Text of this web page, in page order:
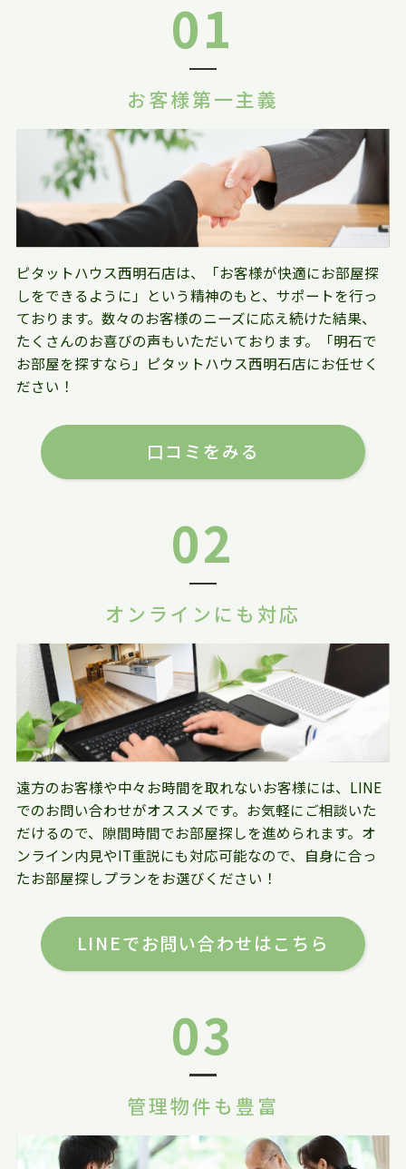
01
お客様第一主義
ピタットハウス西明石店は、「お客様が快適にお部屋探
しをできるように」という精神のもと、サポートを行っ
ております。数々のお客様のニーズに応え続けた結果、
たくさんのお喜びの声もいただいております。「明石で
お部屋を探すなら」ピタットハウス西明石店にお任せく
ださい！
口コミをみる
02
オンラインにも対応
遠方のお客様や中々お時間を取れないお客様には、LINE
でのお問い合わせがオススメです。お気軽にご相談いた
だけるので、隙間時間でお部屋探しを進められます。オ
ンライン内見やIT重説にも対応可能なので、自身に合っ
たお部屋探しプランをお選びください！
LINEでお問い合わせはこちら
03
管理物件も豊富